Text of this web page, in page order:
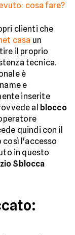
cosa fare?
clienti che
casa un
il proprio
tecnica.
è
e
inserite
al
blocco
quindi con il
così l'accesso
in questo
Sblocca